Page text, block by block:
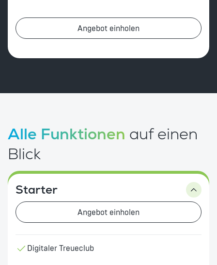
Angebot einholen
Alle Funktionen auf einen
Blick
Starter
Angebot einholen
Digitaler Treueclub